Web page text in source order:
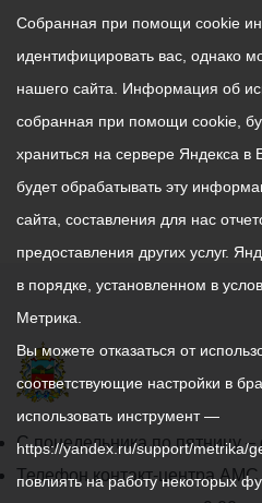
График
работы
С понедельника по пятницу –
Телефон контакт-центра АМС
Собранная при помощи cookie
идентифицировать вас, однако
нашего сайта. Информация об
собранная при помощи cookie,
храниться на сервере Яндекса
будет обрабатывать эту
сайта, составления для нас
предоставления других услуг.
в порядке, установленном в
Метрика.
Вы можете отказаться от
соответствующие настройки в
использовать инструмент —
https://yandex.ru/support/metrika/
повлиять на работу некоторых